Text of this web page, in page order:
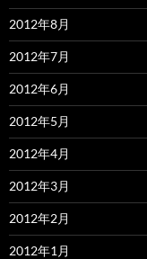
2012年8月
2012年7月
2012年6月
2012年5月
2012年4月
2012年3月
2012年2月
2012年1月